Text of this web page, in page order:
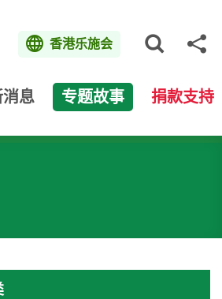
题 香港乐施会
消息 专题故事 捐款支持